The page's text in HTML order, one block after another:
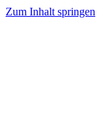
Zum Inhalt springen